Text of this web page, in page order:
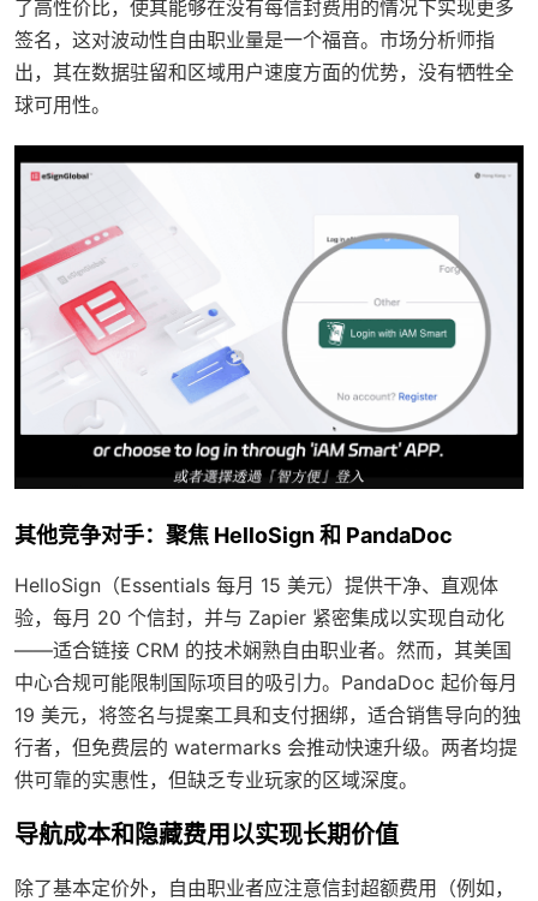
了高性价比，使其能够在没有每信封费用的情况下实现更多
签名，这对波动性自由职业量是一个福音。市场分析师指
出，其在数据驻留和区域用户速度方面的优势，没有牺牲全
球可用性。
其他竞争对手：聚焦 HelloSign 和 PandaDoc
HelloSign（Essentials 每月 15 美元）提供干净、直观体
验，每月 20 个信封，并与 Zapier 紧密集成以实现自动化
——适合链接 CRM 的技术娴熟自由职业者。然而，其美国
中心合规可能限制国际项目的吸引力。PandaDoc 起价每月
19 美元，将签名与提案工具和支付捆绑，适合销售导向的独
行者，但免费层的 watermarks 会推动快速升级。两者均提
供可靠的实惠性，但缺乏专业玩家的区域深度。
导航成本和隐藏费用以实现长期价值
除了基本定价外，自由职业者应注意信封超额费用（例如，